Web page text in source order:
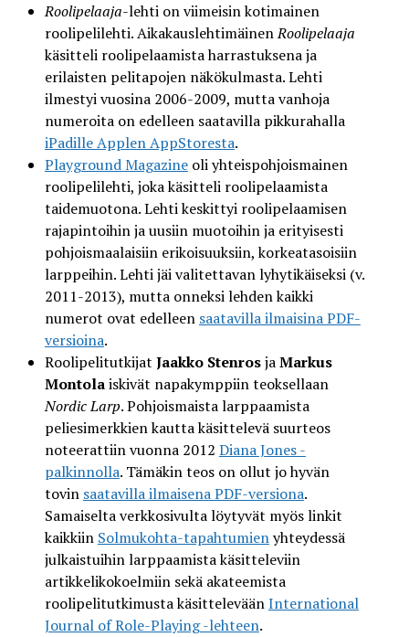
Roolipelaaja-lehti on viimeisin kotimainen
roolipelilehti. AikakauslehtimäinenRoolipelaaja
käsitteli roolipelaamista harrastuksena ja
erilaisten pelitapojen näkökulmasta. Lehti
ilmestyi vuosina 2006-2009, mutta vanhoja
numeroita on edelleen saatavilla pikkurahalla
iPadille Applen AppStoresta.
Playground Magazineoli yhteispohjoismainen
roolipelilehti, joka käsitteli roolipelaamista
taidemuotona. Lehti keskittyi roolipelaamisen
rajapintoihin ja uusiin muotoihin ja erityisesti
pohjoismaalaisiin erikoisuuksiin, korkeatasoisiin
larppeihin. Lehti jäi valitettavan lyhytikäiseksi (v.
2011-2013), mutta onneksi lehden kaikki
numerot ovat edelleen saatavilla ilmaisina PDF-
versioina.
Roolipelitutkijat Jaakko StenrosjaMarkus
Montolaiskivät napakymppiin teoksellaan
Nordic Larp. Pohjoismaista larppaamista
peliesimerkkien kautta käsittelevä suurteos
noteerattiin vuonna 2012 Diana Jones -
palkinnolla. Tämäkin teos on ollut jo hyvän
tovin saatavilla ilmaisena PDF-versiona.
Samaiselta verkkosivulta löytyvät myös linkit
kaikkiin Solmukohta-tapahtumienyhteydessä
julkaistuihin larppaamista käsitteleviin
artikkelikokoelmiin sekä akateemista
roolipelitutkimusta käsitteleväänInternational
Journal of Role-Playing -lehteen.